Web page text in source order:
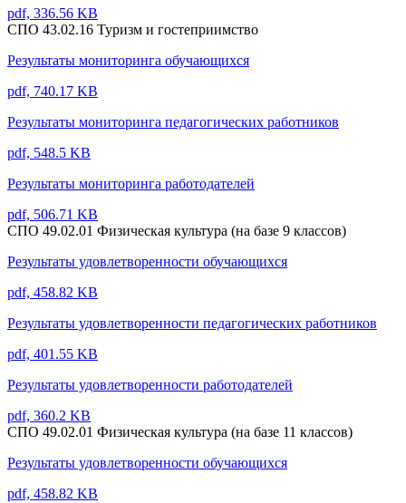
pdf, 336.56 KB
СПО 43.02.16 Туризм и гостеприимство
Результаты мониторинга обучающихся
pdf, 740.17 KB
Результаты мониторинга педагогических работников
pdf, 548.5 KB
Результаты мониторинга работодателей
pdf, 506.71 KB
СПО 49.02.01 Физическая культура (на базе 9 классов)
Результаты удовлетворенности обучающихся
pdf, 458.82 KB
Результаты удовлетворенности педагогических работников
pdf, 401.55 KB
Результаты удовлетворенности работодателей
pdf, 360.2 KB
СПО 49.02.01 Физическая культура (на базе 11 классов)
Результаты удовлетворенности обучающихся
pdf, 458.82 KB